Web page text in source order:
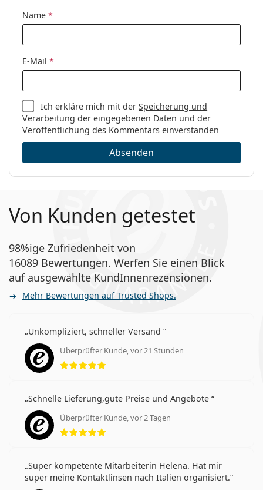
Name *
E-Mail *
Ich erkläre mich mit derSpeicherung und
Verarbeitung der eingegebenen Daten und der
Veröffentlichung des Kommentars einverstanden
Absenden
Von Kunden getestet
98%ige Zufriedenheit von
16089 Bewertungen. Werfen Sie einen Blick
auf ausgewählte KundInnenrezensionen.
Mehr Bewertungen auf Trusted Shops.
Unkompliziert, schneller Versand
Überprüfter Kunde, vor 21 Stunden
Bewertung 5 aus 5
Schnelle Lieferung,gute Preise und Angebote
Überprüfter Kunde, vor 2 Tagen
Bewertung 5 aus 5
Super kompetente Mitarbeiterin Helena. Hat mir
super meine Kontaktlinsen nach Italien organisiert.